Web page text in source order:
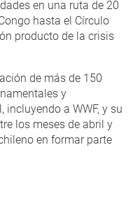
en una ruta de 20
hasta el Círculo
producto de la crisis
de más de 150
y
a WWF, y su
los meses de abril y
en formar parte